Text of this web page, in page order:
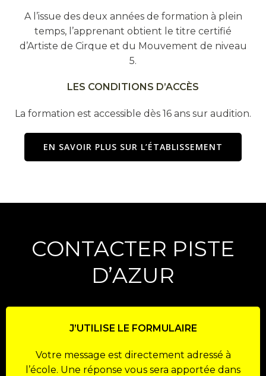
A l’issue des deux années de formation à plein
temps, l’apprenant obtient le titre certifié
d’Artiste de Cirque et du Mouvement de niveau
5.
LES CONDITIONS D’ACCÈS
La formation est accessible dès 16 ans sur audition.
EN SAVOIR PLUS SUR L’ÉTABLISSEMENT
CONTACTER PISTE
D’AZUR
J’UTILISE LE FORMULAIRE
Votre message est directement adressé à
l’école. Une réponse vous sera apportée dans